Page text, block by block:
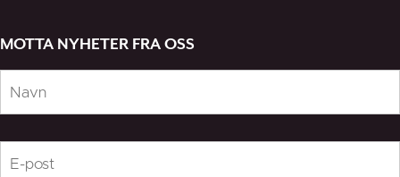
MOTTA NYHETER FRA OSS